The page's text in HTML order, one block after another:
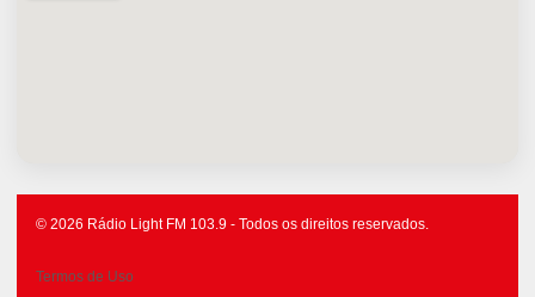
© 2026 Rádio Light FM 103.9 - Todos os direitos reservados.
Termos de Uso